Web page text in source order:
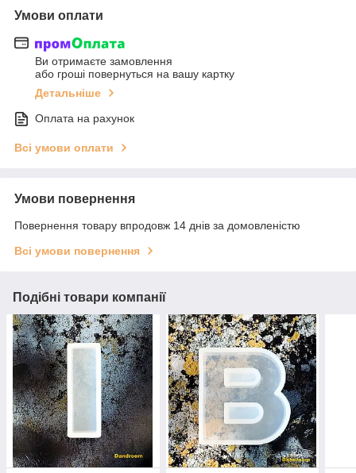
Умови оплати
Ви отримаєте замовлення
або гроші повернуться на вашу картку
Детальніше
Оплата на рахунок
Всі умови оплати
Умови повернення
Повернення товару впродовж 14 днів за домовленістю
Всі умови повернення
Подібні товари компанії